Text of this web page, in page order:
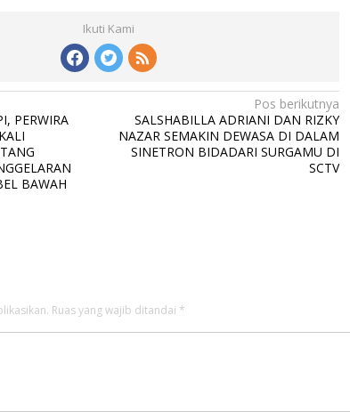
Ikuti Kami
PERWIRA
BAWAH
Pos berikutnya
SALSHABILLA ADRIANI DAN RIZKY
NAZAR SEMAKIN DEWASA DI DALAM
SINETRON BIDADARI SURGAMU DI
SCTV
Ruas yang wajib ditandai *